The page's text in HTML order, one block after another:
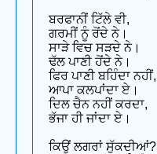
ਬਰਫਾਨੀਂ ਟਿੱਲੇ ਵੀ,
ਗਰਮੀਂ ਨੂੰ ਰੋਂਦੇ ਨੇ।
ਸਾੜੇ ਵਿਚ ਸੜਦੇ ਨੇ।
ਢੱਲ ਪਾਣੀ ਹੋਂਦੇ ਨੇ।
ਫਿਰ ਪਾਣੀ ਬਹਿੰਦਾ ਨਹੀਂ,
ਆਪਾ ਕਲਪਾਂਦਾ ਏ।
ਦਿਲ ਚੈਨ ਨਹੀਂ ਕਰਦਾ,
ਭੱਜਾ ਹੀ ਜਾਂਦਾ ਏ।
ਕਿਉਂ ਲਗਰਾਂ ਸੁੱਕਦੀਆਂ?